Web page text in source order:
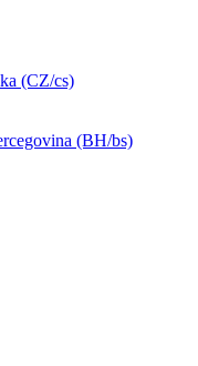
(CZ/cs)
(BH/bs)